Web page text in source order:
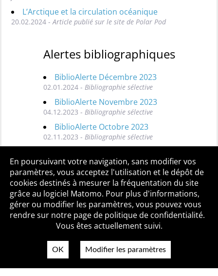
L’Arctique et la circulation océanique
20.02.2024 - Article publié sur le site de Polar Pod
Alertes bibliographiques
BiblioAlerte Décembre 2023
02.01.2024 - Bibliographie sélective
BiblioAlerte Novembre 2023
04.12.2023 - Bibliographie sélective
BiblioAlerte Octobre 2023
02.11.2023 - Bibliographie sélective
Toutes les BiblioAlertes
Qui sommes-nous ? Mentions légales
Accessibilité
Politique de confidentialité
Contact
En poursuivant votre navigation, sans modifier vos
paramètres, vous acceptez l'utilisation et le dépôt de
cookies destinés à mesurer la fréquentation du site
grâce au logiciel Matomo. Pour plus d'informations,
gérer ou modifier les paramètres, vous pouvez vous
rendre sur notre page de politique de confidentialité.
Vous êtes actuellement suivi.
OK Modifier les paramètres